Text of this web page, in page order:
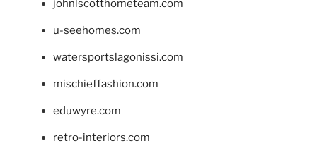
johnlscotthometeam.com
u-seehomes.com
watersportslagonissi.com
mischieffashion.com
eduwyre.com
retro-interiors.com